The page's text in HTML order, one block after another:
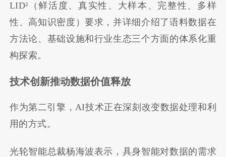
LID²（鲜活度、真实性、大样本、完整性、多样
性、高知识密度）要求，并详细介绍了语料数据在
方法论、基础设施和行业生态三个方面的体系化重
构探索。
技术创新推动数据价值释放
作为第二引擎，AI技术正在深刻改变数据处理和利
用的方式。
光轮智能总裁杨海波表示，具身智能对数据的需求